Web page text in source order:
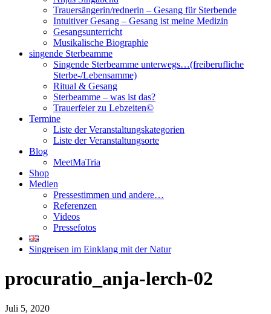
Trauersängerin/rednerin – Gesang für Sterbende
Intuitiver Gesang – Gesang ist meine Medizin
Gesangsunterricht
Musikalische Biographie
singende Sterbeamme
Singende Sterbeamme unterwegs…(freiberufliche
Sterbe-/Lebensamme)
Ritual & Gesang
Sterbeamme – was ist das?
Trauerfeier zu Lebzeiten©
Termine
Liste der Veranstaltungskategorien
Liste der Veranstaltungsorte
Blog
MeetMaTria
Shop
Medien
Pressestimmen und andere…
Referenzen
Videos
Pressefotos
Singreisen im Einklang mit der Natur
procuratio_anja-lerch-02
Juli 5, 2020